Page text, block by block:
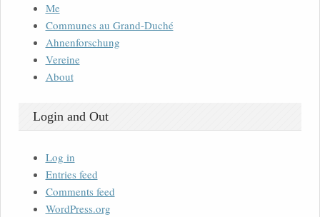
Me
Communes au Grand-Duché
Ahnenforschung
Vereine
About
Login and Out
Log in
Entries feed
Comments feed
WordPress.org